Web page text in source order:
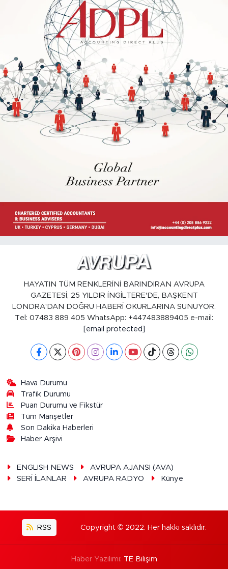
HAYATIN TÜM RENKLERİNİ BARINDIRAN AVRUPA
GAZETESİ, 25 YILDIR İNGİLTERE'DE, BAŞKENT
LONDRA'DAN DOĞRU HABERİ OKURLARINA SUNUYOR.
Tel: 07483 889 405 WhatsApp: +447483889405 e-mail:
[email protected]
Hava Durumu
Trafik Durumu
Puan Durumu ve Fikstür
Tüm Manşetler
Son Dakika Haberleri
Haber Arşivi
ENGLISH NEWS
AVRUPA AJANSI (AVA)
SERİ İLANLAR
AVRUPA RADYO Künye
RSS Copyright © 2022. Her hakkı saklıdır.
Haber Yazılımı: TE Bilişim